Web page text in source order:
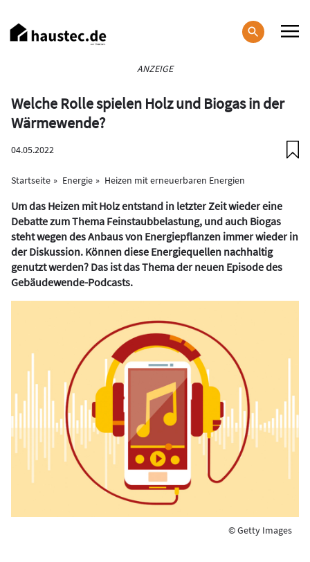
zum
Inhalt
ANZEIGE
Welche Rolle spielen Holz und Biogas in der
Wärmewende?
04.05.2022
Startseite Energie Heizen mit erneuerbaren Energien
Um das Heizen mit Holz entstand in letzter Zeit wieder eine
Debatte zum Thema Feinstaubbelastung, und auch Biogas
steht wegen des Anbaus von Energiepflanzen immer wieder in
der Diskussion. Können diese Energiequellen nachhaltig
genutzt werden? Das ist das Thema der neuen Episode des
Gebäudewende-Podcasts.
© Getty Images